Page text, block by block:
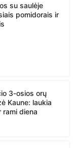
su saulėje
pomidorais ir
3-osios orų
Kaune: laukia
rami diena